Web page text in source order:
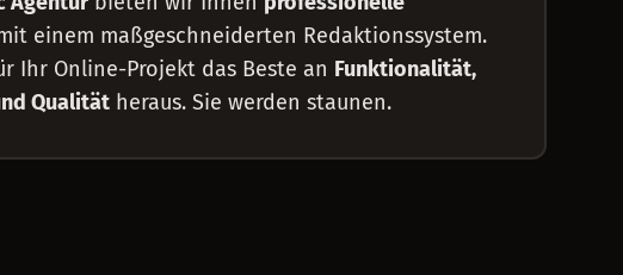
einem maßgeschneiderten Redaktionssystem.
Ihr Online-Projekt das Beste an Funktionalität,
Qualität heraus. Sie werden staunen.